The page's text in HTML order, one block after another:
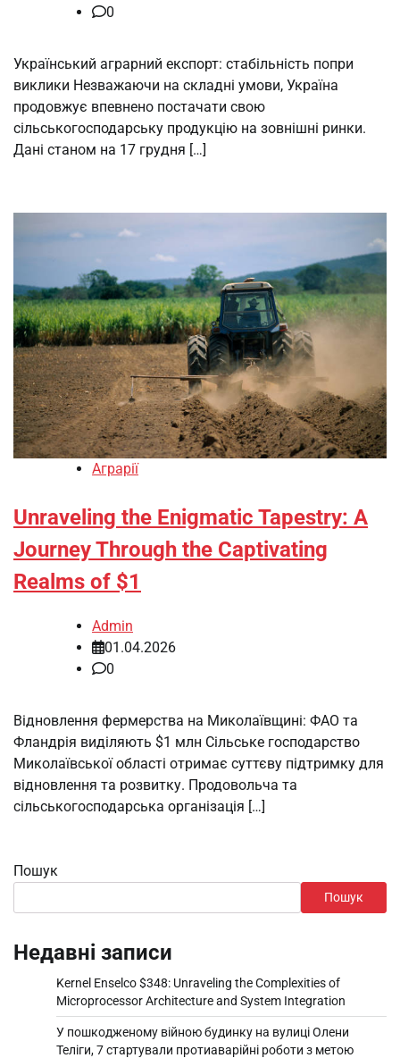
0
Український аграрний експорт: стабільність попри
виклики Незважаючи на складні умови, Україна
продовжує впевнено постачати свою
сільськогосподарську продукцію на зовнішні ринки.
Дані станом на 17 грудня […]
Аграрії
Unraveling the Enigmatic Tapestry: A
Journey Through the Captivating
Realms of $1
Admin
01.04.2026
0
Відновлення фермерства на Миколаївщині: ФАО та
Фландрія виділяють $1 млн Сільське господарство
Миколаївської області отримає суттєву підтримку для
відновлення та розвитку. Продовольча та
сільськогосподарська організація […]
Пошук
Пошук
Недавні записи
Kernel Enselco $348: Unraveling the Complexities of
Microprocessor Architecture and System Integration
У пошкодженому війною будинку на вулиці Олени
Теліги, 7 стартували протиаварійні роботи з метою